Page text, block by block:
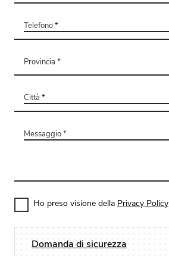
Ho preso visione della Privacy Policy
Domanda di sicurezza